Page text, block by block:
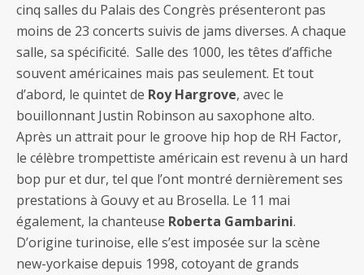
cinq salles du Palais des Congrès présenteront pas
moins de 23 concerts suivis de jams diverses. A chaque
salle, sa spécificité. Salle des 1000, les têtes d’affiche
souvent américaines mais pas seulement. Et tout
d’abord, le quintet de Roy Hargrove, avec le
bouillonnant Justin Robinson au saxophone alto.
Après un attrait pour le groove hip hop de RH Factor,
le célèbre trompettiste américain est revenu à un hard
bop pur et dur, tel que l’ont montré dernièrement ses
prestations à Gouvy et au Brosella. Le 11 mai
également, la chanteuse Roberta Gambarini.
D’origine turinoise, elle s’est imposée sur la scène
new-yorkaise depuis 1998, cotoyant de grands